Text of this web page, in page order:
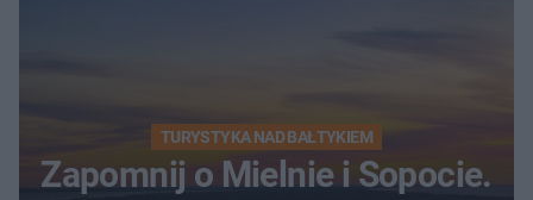
TURYSTYKA NAD BAŁTYKIEM
Zapomnij o Mielnie i Sopocie.